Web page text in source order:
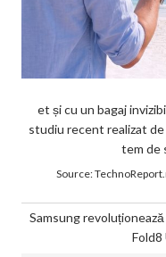
et și cu un bagaj
studiu recent realizat
tem de
Source:
Samsung
Fold8